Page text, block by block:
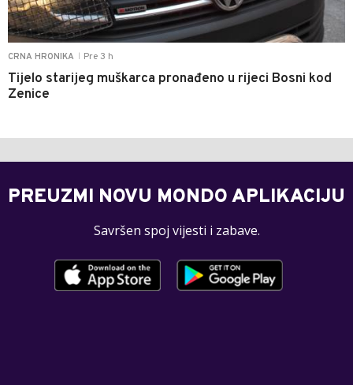
CRNA HRONIKA Pre 3 h
Tijelo starijeg muškarca pronađeno u rijeci Bosni kod
Zenice
PREUZMI NOVU MONDO APLIKACIJU
Savršen spoj vijesti i zabave.